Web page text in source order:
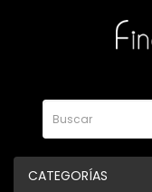
CATEGORÍAS